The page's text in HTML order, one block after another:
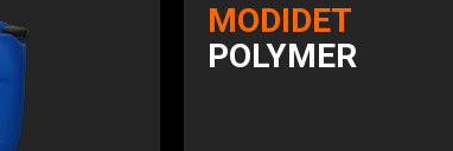
MODIDET
POLYMER